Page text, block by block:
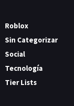
Roblox
Sin Categorizar
Social
Tecnología
Tier Lists